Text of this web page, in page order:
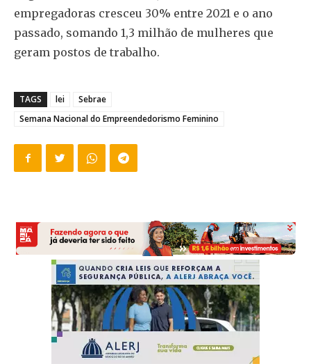
empregadoras cresceu 30% entre 2021 e o ano
passado, somando 1,3 milhão de mulheres que
geram postos de trabalho.
TAGS lei
Sebrae
Semana Nacional do Empreendedorismo Feminino